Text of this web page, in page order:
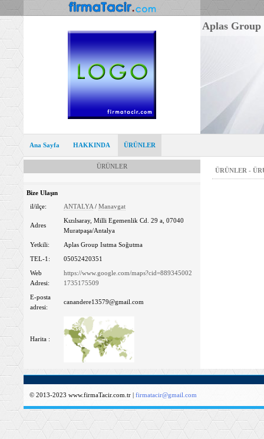
Aplas Group
Ana Sayfa HAKKINDA ÜRÜNLER
ÜRÜNLER
Bize Ulaşın
il/ilçe:
ANTALYA / Manavgat
Adres
Kızılsaray, Milli Egemenlik Cd. 29 a, 07040
Muratpaşa/Antalya
Yetkili:
Aplas Group Isıtma Soğutma
TEL-1:
05052420351
Web
Adresi:
https://www.google.com/maps?cid=889345002
1735175509
E-posta
adresi:
canandere13579@gmail.com
Harita :
ÜRÜNLER -
© 2013-2023 www.firmaTacir.com.tr | firmatacir@gmail.com